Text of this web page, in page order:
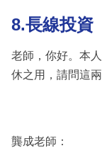
8.長線投資
老師，你好。本
休之用，請問這
龔成老師：